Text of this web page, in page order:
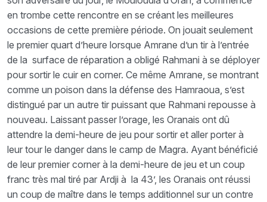
en trombe cette rencontre en se créant les meilleures
occasions de cette première période. On jouait seulement
le premier quart d’heure lorsque Amrane d’un tir à l’entrée
de la surface de réparation a obligé Rahmani à se déployer
pour sortir le cuir en corner. Ce même Amrane, se montrant
comme un poison dans la défense des Hamraoua, s’est
distingué par un autre tir puissant que Rahmani repousse à
nouveau. Laissant passer l’orage, les Oranais ont dû
attendre la demi-heure de jeu pour sortir et aller porter à
leur tour le danger dans le camp de Magra. Ayant bénéficié
de leur premier corner à la demi-heure de jeu et un coup
franc très mal tiré par Ardji à la 43’, les Oranais ont réussi
un coup de maître dans le temps additionnel sur un contre